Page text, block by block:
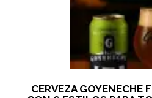
CERVEZA GOYENECHE